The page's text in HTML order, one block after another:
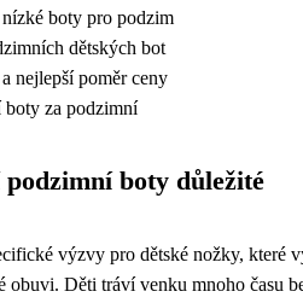
boty pro podzim
dětských bot
nejlepší poměr ceny
za podzimní
boty důležité
výzvy pro dětské nožky, které
obuvi. Děti tráví venku mnoho času